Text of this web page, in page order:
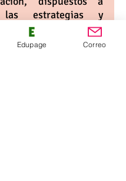
las estrategias y
necesarios para la
de las partes
Edupage Correo